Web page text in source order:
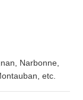
Narbonne,
etc.